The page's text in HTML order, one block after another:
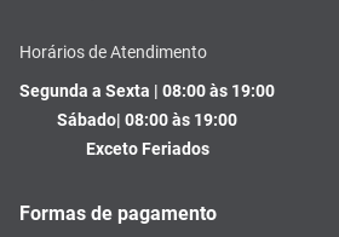
Horários de Atendimento
Segunda a Sexta | 08:00 às 19:00
Sábado| 08:00 às 19:00
Exceto Feriados
Formas de pagamento